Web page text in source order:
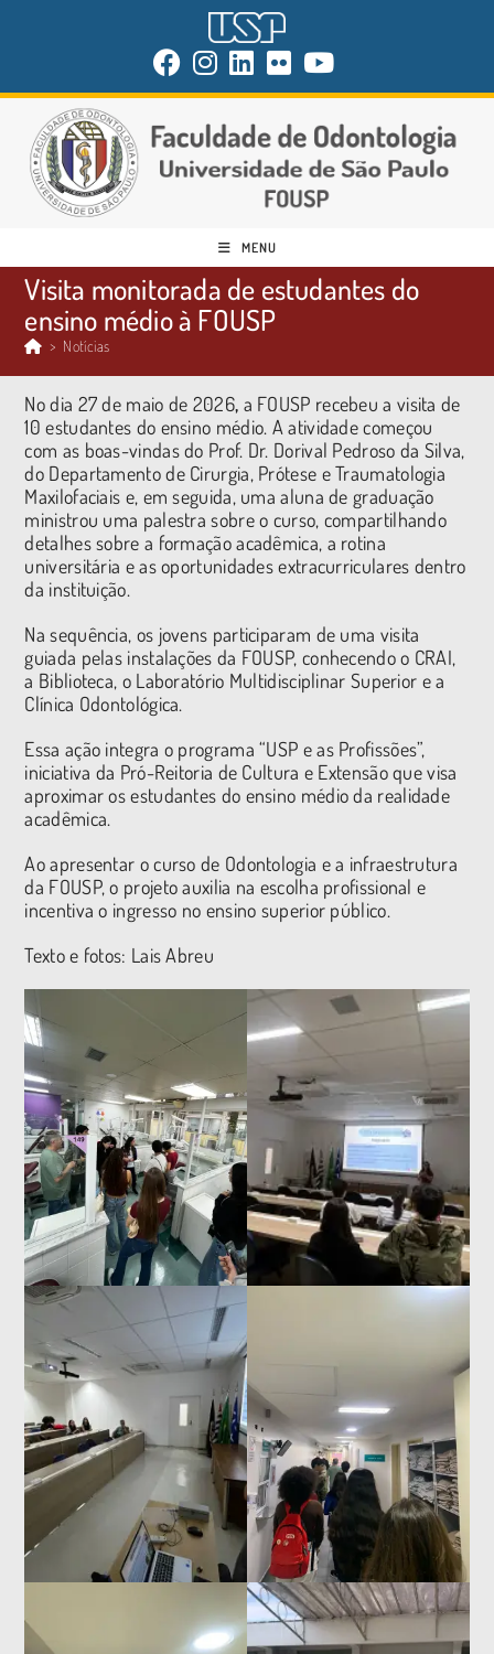
MENU
Visita monitorada de estudantes do
ensino médio à FOUSP
> Notícias
No dia 27 de maio de 2026, a FOUSP recebeu a visita de
10 estudantes do ensino médio. A atividade começou
com as boas-vindas do Prof. Dr. Dorival Pedroso da Silva,
do Departamento de Cirurgia, Prótese e Traumatologia
Maxilofaciais e, em seguida, uma aluna de graduação
ministrou uma palestra sobre o curso, compartilhando
detalhes sobre a formação acadêmica, a rotina
universitária e as oportunidades extracurriculares dentro
da instituição.
Na sequência, os jovens participaram de uma visita
guiada pelas instalações da FOUSP, conhecendo o CRAI,
a Biblioteca, o Laboratório Multidisciplinar Superior e a
Clínica Odontológica.
Essa ação integra o programa “USP e as Profissões”,
iniciativa da Pró-Reitoria de Cultura e Extensão que visa
aproximar os estudantes do ensino médio da realidade
acadêmica.
Ao apresentar o curso de Odontologia e a infraestrutura
da FOUSP, o projeto auxilia na escolha profissional e
incentiva o ingresso no ensino superior público.
Texto e fotos: Lais Abreu